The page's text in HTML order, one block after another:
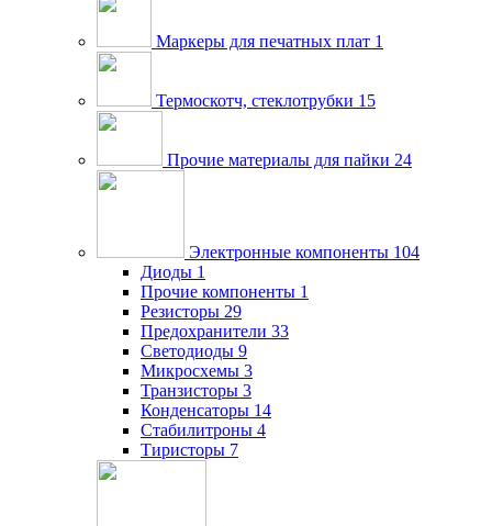
Маркеры для печатных плат 1
Термоскотч, стеклотрубки 15
Прочие материалы для пайки 24
Электронные компоненты 104
Диоды 1
Прочие компоненты 1
Резисторы 29
Предохранители 33
Светодиоды 9
Микросхемы 3
Транзисторы 3
Конденсаторы 14
Стабилитроны 4
Тиристоры 7